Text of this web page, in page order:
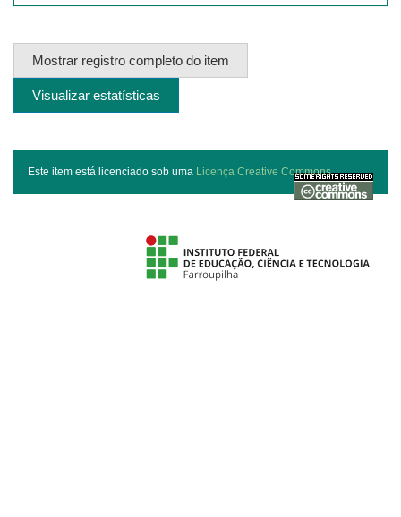
Mostrar registro completo do item
Visualizar estatísticas
Este item está licenciado sob uma Licença Creative Commons